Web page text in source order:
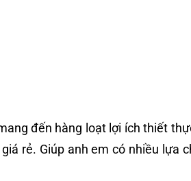
đến hàng loạt lợi ích thiết
rẻ. Giúp anh em có nhiều lựa